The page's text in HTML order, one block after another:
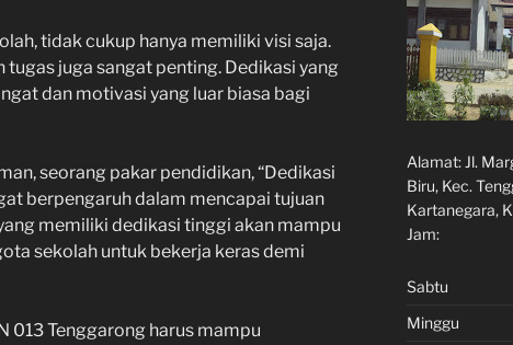
tidak cukup hanya memiliki visi saja.
juga sangat penting. Dedikasi yang
dan motivasi yang luar biasa bagi
seorang pakar pendidikan, “Dedikasi
berpengaruh dalam mencapai tujuan
memiliki dedikasi tinggi akan mampu
sekolah untuk bekerja keras demi
013 Tenggarong harus mampu
Alamat: Jl.
Biru, Kec.
Kartanegara,
Jam:
Sabtu
Minggu